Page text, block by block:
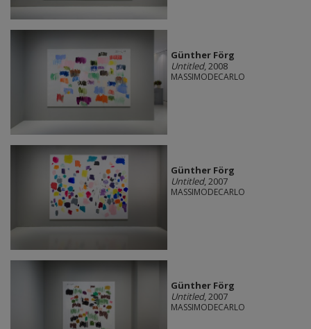
Günther Förg
Untitled, 2008
MASSIMODECARLO
Günther Förg
Untitled, 2007
MASSIMODECARLO
Günther Förg
Untitled, 2007
MASSIMODECARLO